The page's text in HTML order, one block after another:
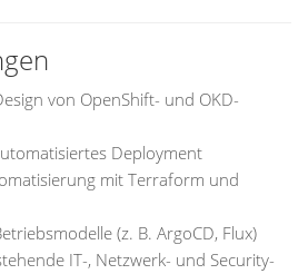
von OpenShift- und OKD-
Deployment
mit Terraform und
(z. B. ArgoCD, Flux)
IT-, Netzwerk- und Security-